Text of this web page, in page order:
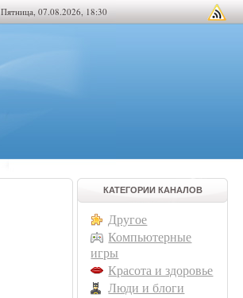
Пятница, 07.08.2026, 18:30
КАТЕГОРИИ КАНАЛОВ
Другое
Компьютерные
игры
Красота и здоровье
Люди и блоги